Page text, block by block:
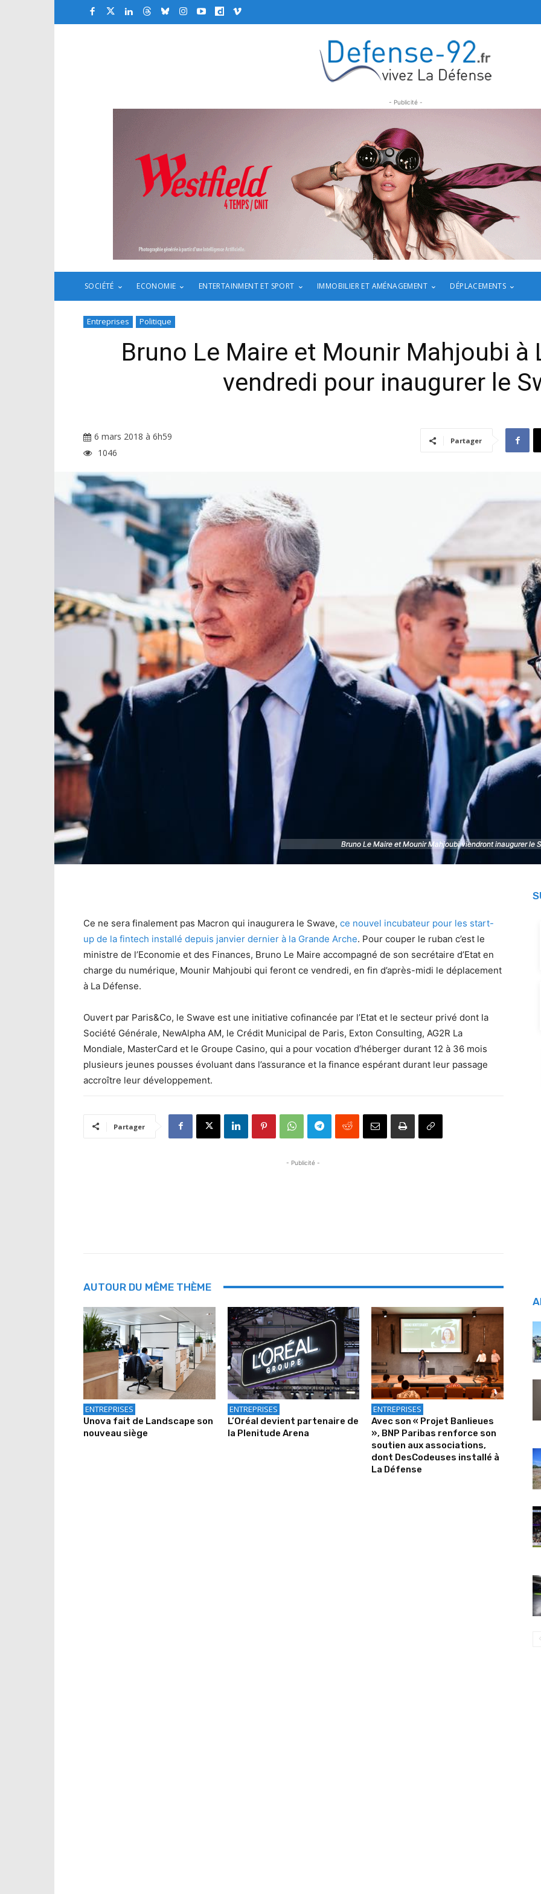
- Publicité -
SOCIÉTÉ ECONOMIE ENTERTAINMENT ET SPORT IMMOBILIER ET AMÉNAGEMENT DÉPLACEMENTS
Entreprises Politique
Bruno Le Maire et Mounir Mahjoubi à
vendredi pour inaugurer le
6 mars 2018 à 6h59
1046
Partager
Bruno Le Maire et Mounir Mahjoubi viendront inaugurer
Bruno Le Maire et Mounir Mahjoubi viendront inaugurer
Ce ne sera finalement pas Macron qui inaugurera le Swave, ce nouvel incubateur pour les start-
up de la fintech installé depuis janvier dernier à la Grande Arche. Pour couper le ruban c’est le
ministre de l’Economie et des Finances, Bruno Le Maire accompagné de son secrétaire d’Etat en
charge du numérique, Mounir Mahjoubi qui feront ce vendredi, en fin d’après-midi le déplacement
à La Défense.
Ouvert par Paris&Co, le Swave est une initiative cofinancée par l’Etat et le secteur privé dont la
Société Générale, NewAlpha AM, le Crédit Municipal de Paris, Exton Consulting, AG2R La
Mondiale, MasterCard et le Groupe Casino, qui a pour vocation d’héberger durant 12 à 36 mois
plusieurs jeunes pousses évoluant dans l’assurance et la finance espérant durant leur passage
accroître leur développement.
Partager
- Publicité -
AUTOUR DU MÊME THÈME
ENTREPRISES
Unova fait de Landscape son
nouveau siège
ENTREPRISES
L’Oréal devient partenaire de
la Plenitude Arena
ENTREPRISES
Avec son « Projet Banlieues
», BNP Paribas renforce son
soutien aux associations,
dont DesCodeuses installé à
La Défense